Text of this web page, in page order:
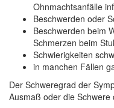
Ohnmachtsanfälle
Beschwerden oder
Beschwerden beim
Schmerzen beim
Schwierigkeiten
in manchen Fällen
Der Schweregrad der
Ausmaß oder die Schwere